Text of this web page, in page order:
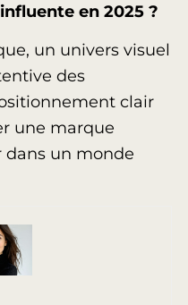
en 2025 ?
un univers visuel
des
clair
une marque
dans un monde